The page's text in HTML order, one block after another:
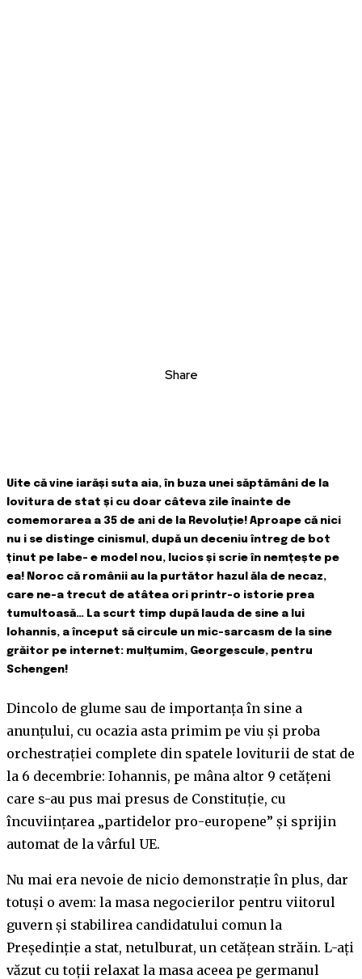
Share
Uite că vine iarăși suta aia, în buza unei săptămâni de la
lovitura de stat și cu doar câteva zile înainte de
comemorarea a 35 de ani de la Revoluție! Aproape că nici
nu i se distinge cinismul, după un deceniu întreg de bot
ținut pe labe- e model nou, lucios și scrie în nemțește pe
ea! Noroc că românii au la purtător hazul ăla de necaz,
care ne-a trecut de atâtea ori printr-o istorie prea
tumultoasă… La scurt timp după lauda de sine a lui
Iohannis, a început să circule un mic-sarcasm de la sine
grăitor pe internet: mulțumim, Georgescule, pentru
Schengen!
Dincolo de glume sau de importanța în sine a
anunțului, cu ocazia asta primim pe viu și proba
orchestrației complete din spatele loviturii de stat de
la 6 decembrie: Iohannis, pe mâna altor 9 cetățeni
care s-au pus mai presus de Constituție, cu
încuviințarea „partidelor pro-europene” și sprijin
automat de la vârful UE.
Nu mai era nevoie de nicio demonstrație în plus, dar
totuși o avem: la masa negocierilor pentru viitorul
guvern și stabilirea candidatului comun la
Președinție a stat, netulburat, un cetățean străin. L-ați
văzut cu toții relaxat la masa aceea pe germanul